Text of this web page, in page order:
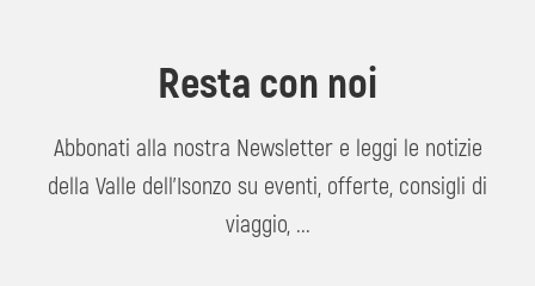
Resta con noi
Abbonati alla nostra Newsletter e leggi le notizie
della Valle dell'Isonzo su eventi, offerte, consigli di
viaggio, ...